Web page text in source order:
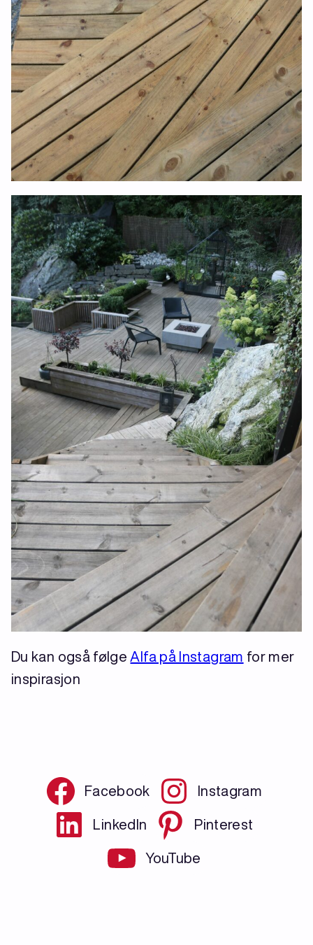
Du kan også følge Alfa på Instagram for mer
inspirasjon
Facebook Instagram
LinkedIn Pinterest
YouTube